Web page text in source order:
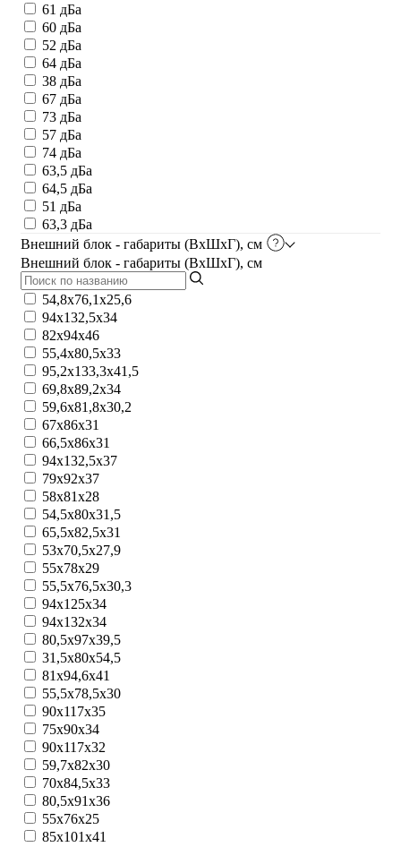
61 дБа
60 дБа
52 дБа
64 дБа
38 дБа
67 дБа
73 дБа
57 дБа
74 дБа
63,5 дБа
64,5 дБа
51 дБа
63,3 дБа
Внешний блок - габариты (ВхШхГ), см
Внешний блок - габариты (ВхШхГ), см
54,8х76,1х25,6
94x132,5x34
82x94x46
55,4x80,5x33
95,2x133,3x41,5
69,8x89,2x34
59,6x81,8x30,2
67x86x31
66,5х86х31
94x132,5x37
79x92x37
58x81x28
54,5x80x31,5
65,5х82,5x31
53x70,5x27,9
55x78x29
55,5х76,5х30,3
94x125x34
94x132x34
80,5х97х39,5
31,5x80x54,5
81х94,6x41
55,5x78,5x30
90x117x35
75x90x34
90x117x32
59,7х82х30
70x84,5x33
80,5x91x36
55x76x25
85x101x41